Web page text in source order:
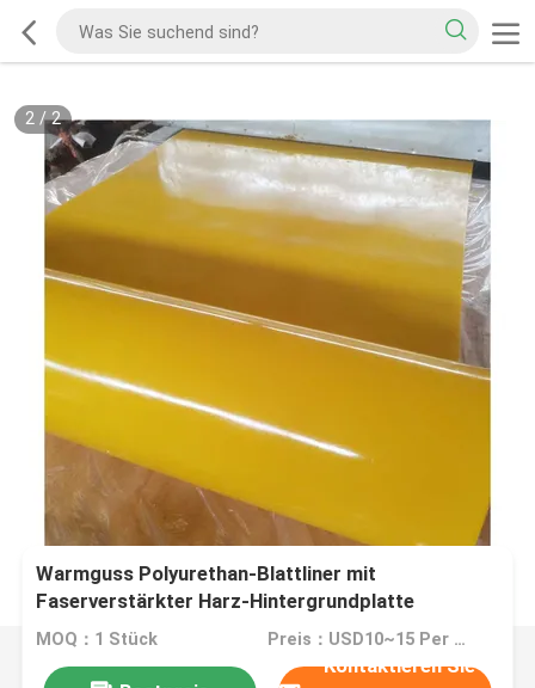
2/2
Warmguss Polyurethan-Blattliner mit
Faserverstärkter Harz-Hintergrundplatte
MOQ：1 Stück Preis：USD10~15 Per Unit
Kontaktieren Sie